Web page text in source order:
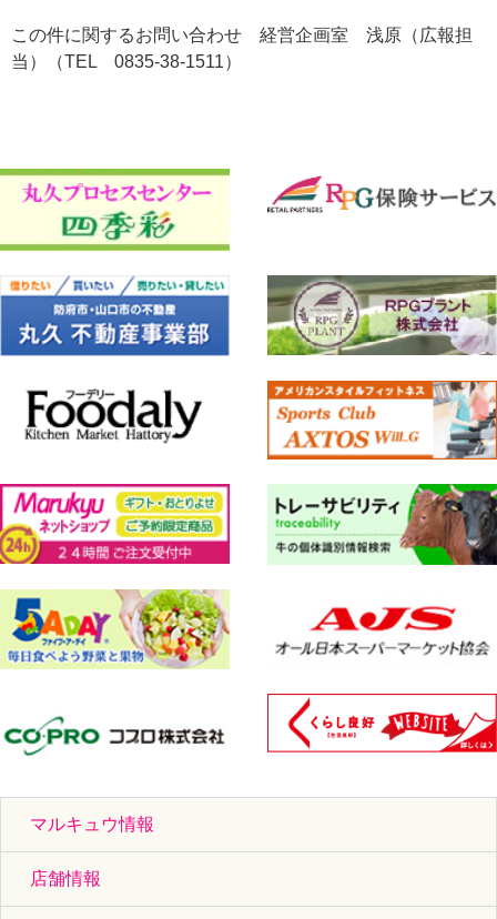
この件に関するお問い合わせ 経営企画室 浅原（広報担
当）（TEL 0835-38-1511）
マルキュウ情報
店舗情報